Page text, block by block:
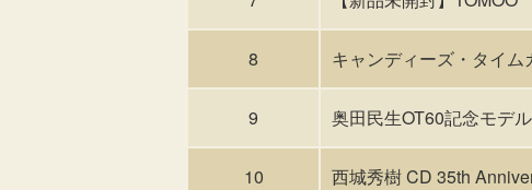
8 キャンディーズ・タイ
9 奥田民生OT60記念モデ
10 西城秀樹 CD 35th